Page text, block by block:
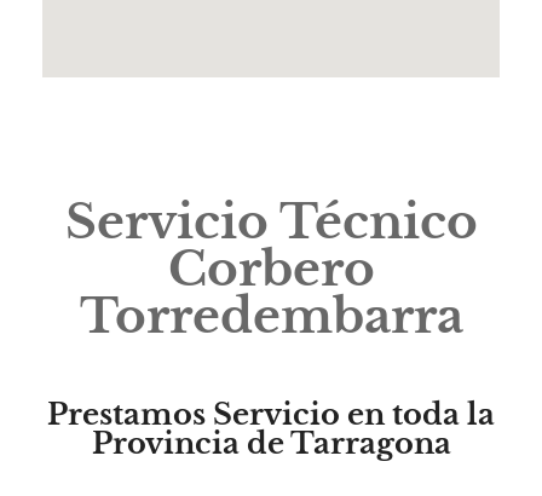
Servicio Técnico
Corbero
Torredembarra
Prestamos Servicio en toda la
Provincia de Tarragona